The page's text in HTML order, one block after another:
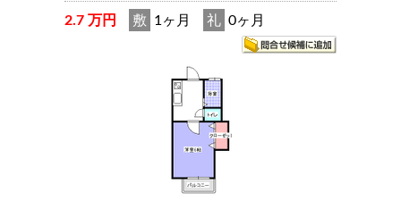
2.7 万円 敷 1ヶ月 礼 0ヶ月